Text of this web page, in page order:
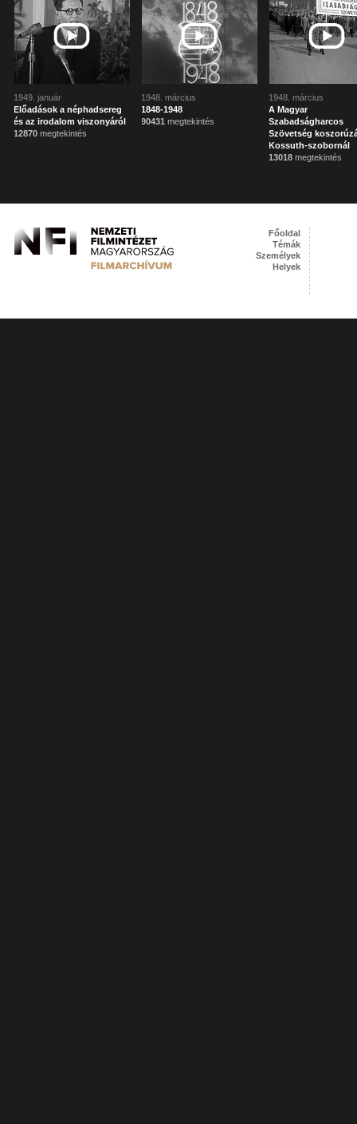
1949. január
Előadások a néphadsereg
és az irodalom viszonyáról
12870 megtekintés
1948. március
1848-1948
90431 megtekintés
1948. március
A Magyar
Szabadságharcos
Szövetség
Kossuth-szobornál
13018 megtekintés
Főoldal
Témák
Személyek
Helyek